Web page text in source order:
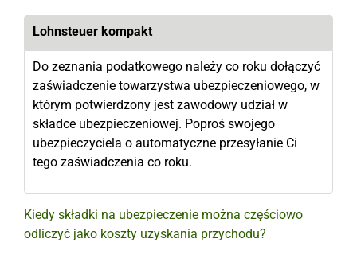
Lohnsteuer kompakt
Do zeznania podatkowego należy co roku dołączyć
zaświadczenie towarzystwa ubezpieczeniowego, w
którym potwierdzony jest zawodowy udział w
składce ubezpieczeniowej. Poproś swojego
ubezpieczyciela o automatyczne przesyłanie Ci
tego zaświadczenia co roku.
Kiedy składki na ubezpieczenie można częściowo
odliczyć jako koszty uzyskania przychodu?